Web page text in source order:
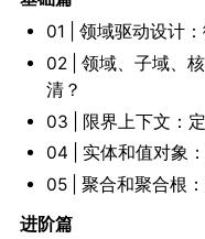
01 | 领域驱动设计
02 | 领域、子域、
清？
03 | 限界上下文：
04 | 实体和值对象
05 | 聚合和聚合根
进阶篇